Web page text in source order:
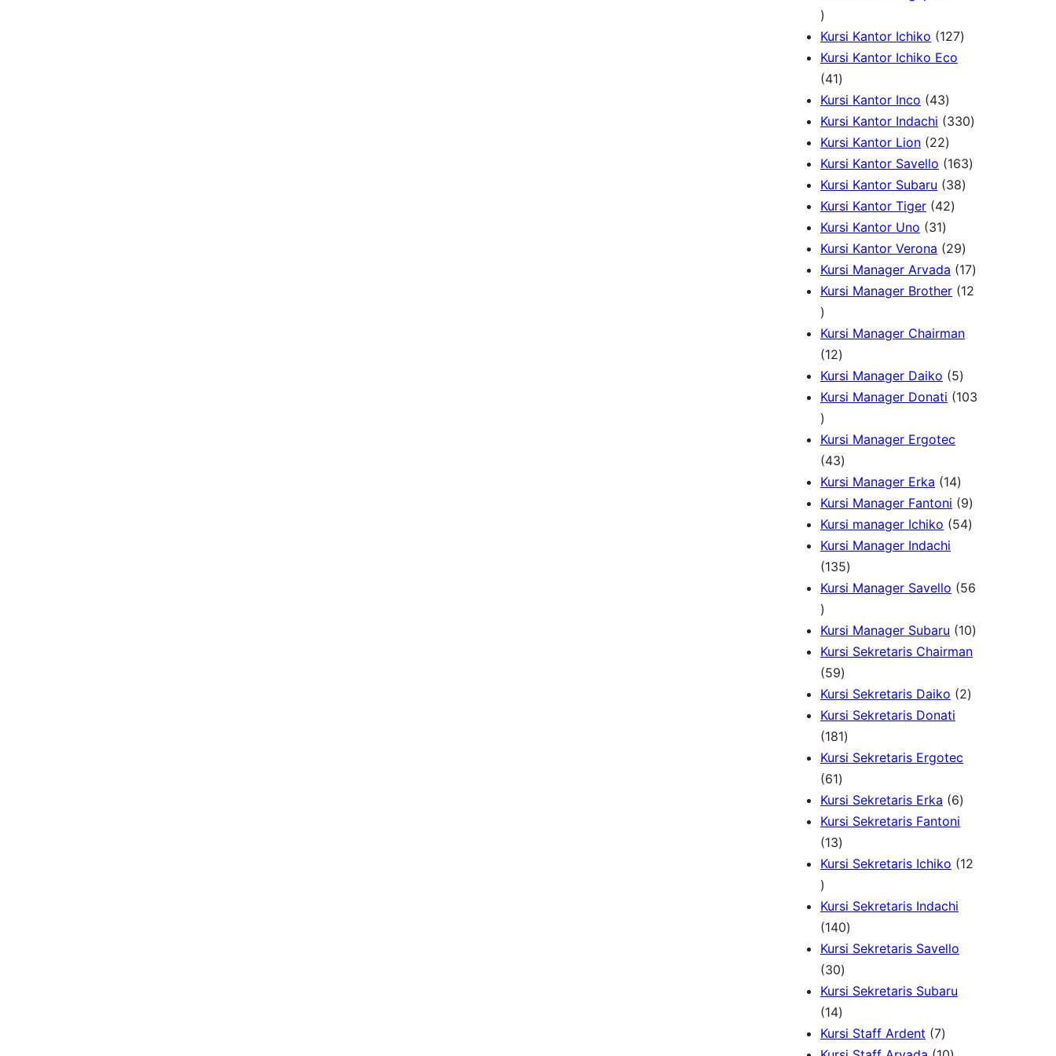
u
k
r
o
d
u
k
1
9
P
r
o
d
u
k
Kursi Kantor Ichiko 1271
r
d
u
Kursi Kantor Ichiko Eco
414
1
P
r
o
d
u
k
Kursi Kantor Inco 434
3
P
r
o
d
u
k
Kursi Kantor Indachi 3303
0
u
k
Kursi Kantor Lion 222
2
P
r
o
d
u
k
Kursi Kantor Savello 1631
o
d
Kursi Kantor Subaru 383
r
o
d
k
Kursi Kantor Tiger 424
P
o
u
Kursi Kantor Uno 313
1
P
r
d
k
Kursi Kantor Verona 292
9
P
o
u
k
Kursi Manager Arvada 171
7
u
Kursi Manager Brother 12
1
2
P
r
o
d
u
k
Kursi Manager Chairman
121
2
P
o
d
u
k
Kursi Manager Daiko 55
P
u
k
Kursi Manager Donati
103
1
0
3
P
r
o
d
u
k
Kursi Manager Ergotec
434
3
P
r
o
d
u
Kursi Manager Erka 141
4
P
d
k
Kursi Manager Fantoni 99
P
d
k
Kursi manager Ichiko 545
r
d
u
Kursi Manager Indachi
1351
3
P
r
d
u
k
Kursi Manager Savello
56
5
6
P
r
o
d
u
k
Kursi Manager Subaru 101
0
Kursi Sekretaris Chairman
595
9
P
r
o
d
u
k
Kursi Sekretaris Daiko 22
Kursi Sekretaris Donati
1811
8
P
r
d
k
Kursi Sekretaris Ergotec
616
1
P
r
o
u
k
Kursi Sekretaris Erka 66
P
o
Kursi Sekretaris Fantoni
131
3
r
o
d
u
k
Kursi Sekretaris Ichiko
12
1
2
P
r
o
d
u
k
Kursi Sekretaris Indachi
1401
4
P
o
Kursi Sekretaris Savello
303
0
P
r
Kursi Sekretaris Subaru
141
4
Kursi Staff Ardent 77